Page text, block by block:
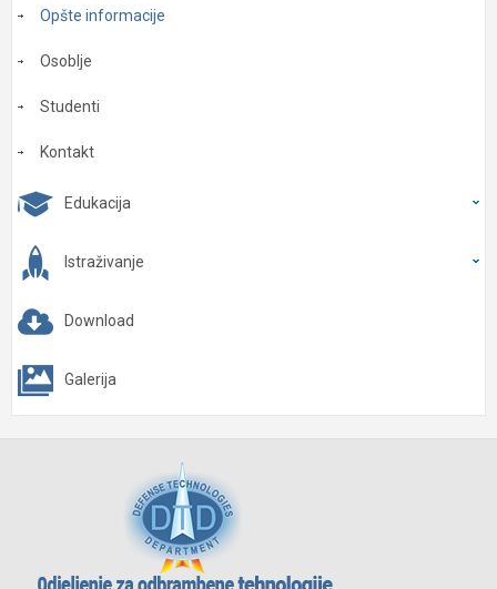
Opšte informacije
Osoblje
Studenti
Kontakt
Edukacija
Istraživanje
Download
Galerija